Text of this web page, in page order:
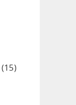
(15)